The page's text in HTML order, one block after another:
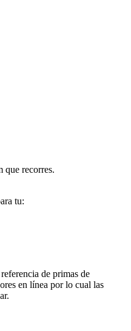
que recorres.
tu:
de primas de
en línea por lo cual las